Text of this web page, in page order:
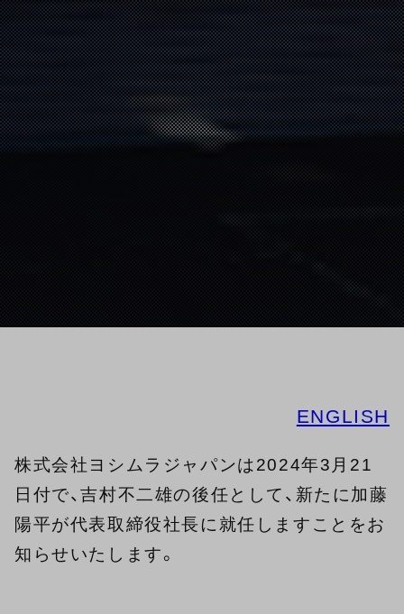
ENGLISH
株式会社ヨシムラジャパンは2024年3月21
日付で、吉村不二雄の後任として、新たに加藤
陽平が代表取締役社長に就任しますことをお
知らせいたします。